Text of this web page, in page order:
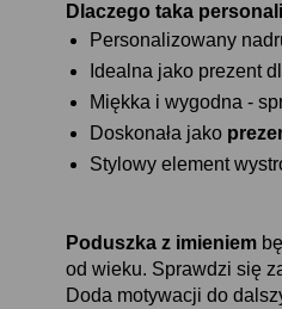
Dlaczego taka
Personalizowany
Idealna jako prezent
Miękka i wygodna -
Doskonała jako
Stylowy element
Poduszka z imieniem
od wieku. Sprawdzi się
Doda motywacji do